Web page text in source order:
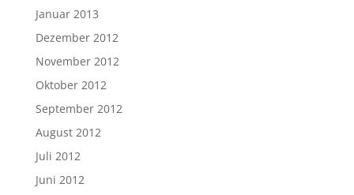
Januar 2013
Dezember 2012
November 2012
Oktober 2012
September 2012
August 2012
Juli 2012
Juni 2012